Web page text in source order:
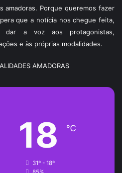
amadoras. Porque queremos fazer
que a notícia nos chegue feita,
dar a voz aos protagonistas,
e às próprias modalidades.
AMADORAS
18 ℃
31º - 18º